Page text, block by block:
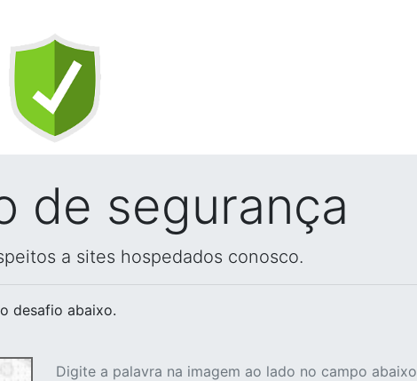
de segurança
a sites hospedados conosco.
desafio abaixo.
Digite a palavra na imagem ao lado no campo abaixo